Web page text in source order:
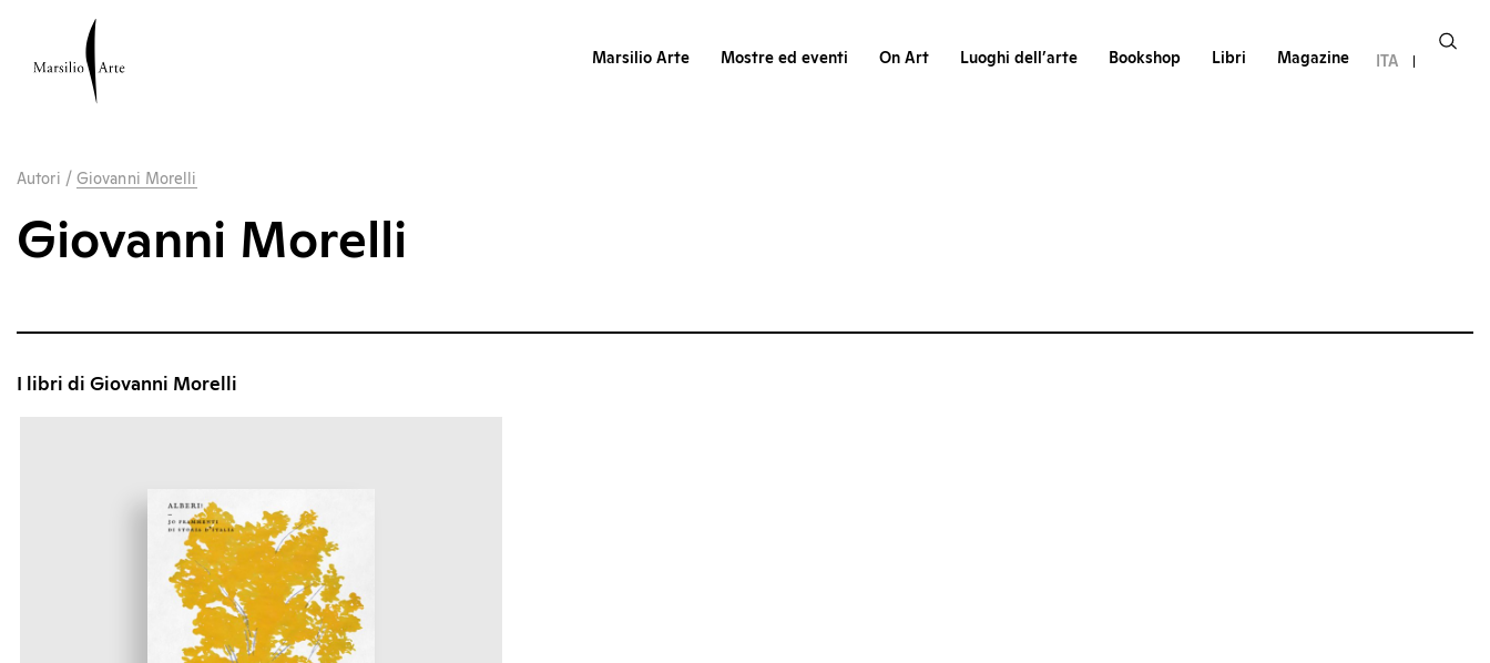
Marsilio Arte Mostre ed eventi On Art Luoghi dell’arte Bookshop Libri Magazine ITA
Autori / Giovanni Morelli
Giovanni Morelli
I libri di Giovanni Morelli